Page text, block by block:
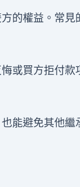
的權益。常見
或買方拒付款
能避免其他繼